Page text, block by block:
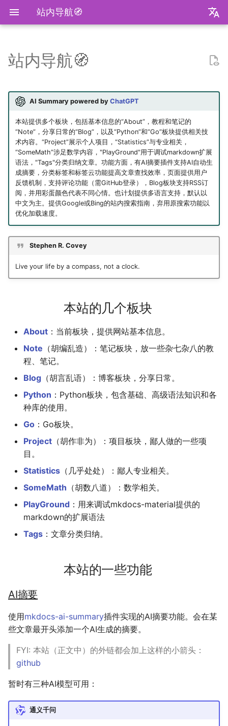
站内导航🧭
en
装机必备
中华小当家
我不是药神
爬虫
反爬和反反爬
反调试和反反调试
复旦
复旦生活指南
复旦的自动化生活
复旦校园网VPN
书影音
《无影灯》
「你的名字」
「和Summer的五百天」
I Just Called to Say I
You
我用Mac
AppleScript
QuickLook
iTerm2+zsh
sketchybar+yabai
Hammerspoon
神游
摄影
相机和镜头的参数
nlog
尼康 Z5ii
尼康 Z5
摄影术语
VLLM
生成模型
搜索引擎
广告系统
推荐系统
因果推断
数据库
Hadoop
Interview
Docker
Docker基础
Docker进阶
艾尔登法环
Git
git仓库托管
Great Firewall
常见的梯子协议及客户端
搭建一个代理服务器
Jupyter
基础使用
远程服务
进阶使用
打印
ipynb展示
LaTeX
使用LaTeX排版中文文档
Leetcode
两数之和
下一个排列
接雨水
N皇后
爬楼梯问题
排序链表
最长递增子列
区间和的个数
K站中转内最便宜的航班
公交线路
排序数组
优美子数组
Least-K子数组
排队上电梯
Linux
Shell脚本
Shell快捷键
Shell Redirection
Shell Expansion
SSH
Tmux
mkdocs实践
Best practices
写数学公式的坑
控制插件加载
mkdocs插件开发
NAS
米家监控录像
全自动追番
飞牛OS
自建云相册
在线VSCode
自建图床
在Win上搭建NAS
自动化Workflow
Plex实时活动
个人媒体库
Nintendo Switch
NS串流PS5
NS开发
SAS
SAS的统计应用
VSCode
2026
BiliBili World 2026
毕业2️.搬家
毕业2️.旅行.洛阳（DLC）
毕业2️.旅行.新疆
好客山东欢迎我
葬礼日记
泗阳三日游
2025 模型训练开销
再游迪士尼
照片有毒
婚礼日记
晚霞·不晚
上海野生动物园一日游
再游日本
北洋园
2024
拔牙始末
お誕生日おめでとう
小霞 3.0
China Joy 2024
厦门三日游
生日快乐，复旦
答案或许是不给
纸短情长
樱花
冬が一番嫌い
おたく
2023
铁树开花
称呼zy的20种方法
毕业.留影
毕业.旅行.日本
毕业.论文
考研始末
2022
2021
小感触
2020
快开学吧
2019
2019年度总结
BiliBili World 2019
前置知识
安装以及交互式运行
脚本式运行和脚本书写规范
基础语法
内置关键字
Python数据结构练习
高级语法
面向对象编程
标准库
heapq
os
re
time
doctest
第三方库
自己写一个包
numpy
matplotlib
pandas
pytorch
应用案例（MISC）
应用案例（数据抓取）
地方药监局GSP认证信息
为什么要学go？
go项目的组织形式
go中的分号
dzd
qrq
npnn
pymd
plt-gallery
bilibili_poster
高中数学讲义
mkdocs-ai-summary
AirPrint-with-Python
基础课
线性代数
运筹学
概率论与数理统计
统计软件
专业课 回归分析
时间序列分析
抽样调查
多元分析
随机过程
选修课
数据挖掘
算法导论
数据科学编程基础
数据库与企业数据管理
模式识别和机器学习
研究生课
凸优化
数值计算
时间序列
神经网络和深度学习
人工智能与机器学习
Journal Club
个人兴趣
深入理解计算机系统
操作系统
计算机网络
数学分析
奥式方法
有理函数积分范式
pi的无理性
有理数集是可数的
泰勒展开
Gamma函数
复分析
线性代数
矩阵相似充要条件
正交子空间
常系数线性微分方程组
线性齐次差分方程
旋转变换矩阵
初等数论
同余理论
抽象代数
Galois理论
域和线性空间
规矩数
概率论
正态二次型独立条件
正态分布的六种导出方式
秘书问题
暴击率补偿问题
Montmort问题
站内导航🧭
AI Summary powered by ChatGPT
本站提供多个板块，包括基本信息的“About”，教程和笔记的
“Note”，分享日常的“Blog”，以及“Python”和“Go”板块提供相关技
术内容。“Project”展示个人项目，“Statistics”与专业相关，
“SomeMath”涉足数学内容，"PlayGround"用于调试markdown扩展
语法，"Tags"分类归纳文章。功能方面，有AI摘要插件支持AI自动生
成摘要，分类标签和标签云功能提高文章查找效率，页面提供用户
反馈机制，支持评论功能（需GitHub登录），Blog板块支持RSS订
阅，并用彩蛋颜色代表不同心情。也计划提供多语言支持，默认以
中文为主。提供Google或Bing的站内搜索指南，弃用原搜索功能以
优化加载速度。
Stephen R. Covey
Live your life by a compass, not a clock.
本站的几个板块
About ：当前板块，提供网站基本信息。
Note （胡编乱造）：笔记板块，放一些杂七杂八的教
程、笔记。
Blog （胡言乱语）：博客板块，分享日常。
Python ：Python板块，包含基础、高级语法知识和各
种库的使用。
Go ：Go板块。
Project （胡作非为）：项目板块，鄙人做的一些项
目。
Statistics （几乎处处）：鄙人专业相关。
SomeMath （胡数八道）：数学相关。
PlayGround ：用来调试mkdocs-material提供的
markdown的扩展语法
Tags ：文章分类归纳。
本站的一些功能
AI摘要
使用mkdocs-ai-summary插件实现的AI摘要功能。会在某
些文章最开头添加一个AI生成的摘要。
FYI: 本站（正文中）的外链都会加上这样的小箭头：
github
暂时有三种AI模型可用：
通义千问